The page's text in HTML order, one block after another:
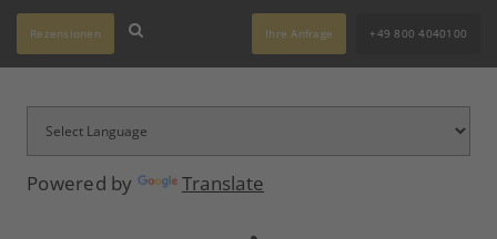
Powered by Translate
Rezensionen Ihre Anfrage +49 800 4040100